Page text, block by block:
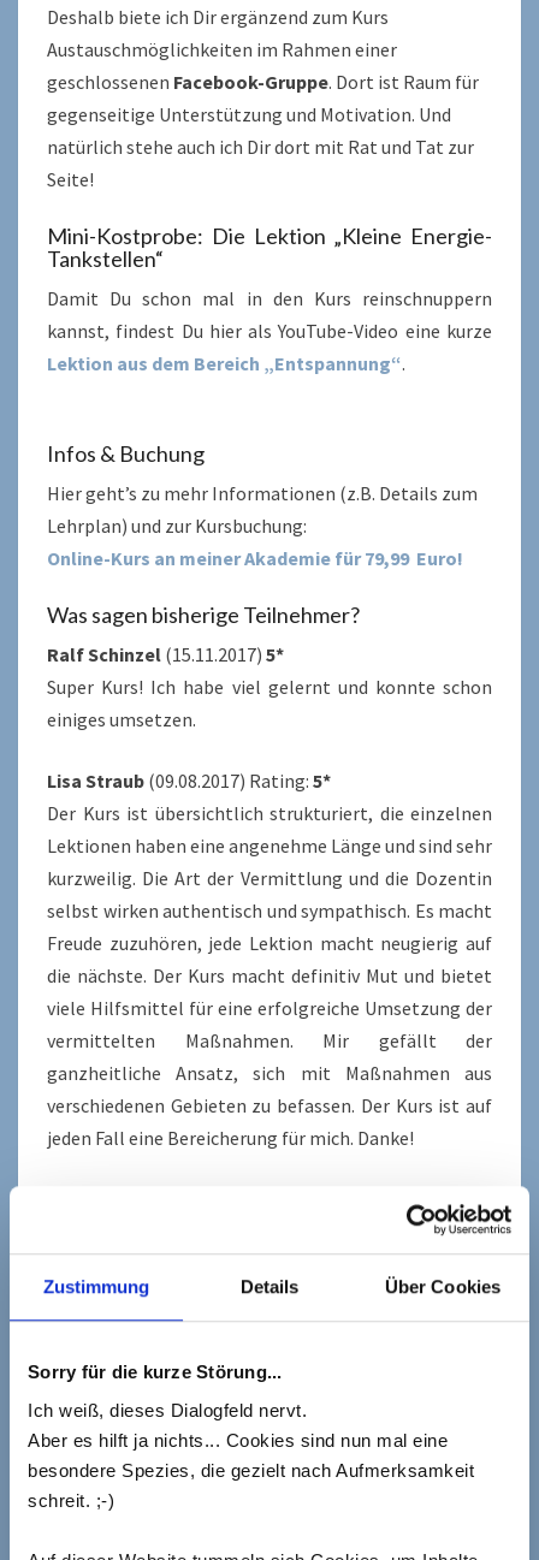
Zustimmung Details Über Cookies
Sorry für die kurze Störung...
Ich weiß, dieses Dialogfeld nervt.
Aber es hilft ja nichts... Cookies sind nun mal eine
besondere Spezies, die gezielt nach Aufmerksamkeit
schreit. ;-)
Deshalb biete ich Dir ergänzend zum Kurs
Austauschmöglichkeiten im Rahmen einer
geschlossenen Facebook-Gruppe. Dort ist Raum für
gegenseitige Unterstützung und Motivation. Und
natürlich stehe auch ich Dir dort mit Rat und Tat zur
Seite!
Mini-Kostprobe: Die Lektion „Kleine Energie-
Tankstellen“
Damit Du schon mal in den Kurs reinschnuppern
kannst, findest Du hier als YouTube-Video eine kurze
Lektion aus dem Bereich „Entspannung“.
Infos & Buchung
Hier geht’s zu mehr Informationen (z.B. Details zum
Lehrplan) und zur Kursbuchung:
Online-Kurs an meiner Akademie für 79,99 Euro!
Was sagen bisherige Teilnehmer?
Ralf Schinzel (15.11.2017) 5*
Super Kurs! Ich habe viel gelernt und konnte schon
einiges umsetzen.
Lisa Straub (09.08.2017) Rating: 5*
Der Kurs ist übersichtlich strukturiert, die einzelnen
Lektionen haben eine angenehme Länge und sind sehr
kurzweilig. Die Art der Vermittlung und die Dozentin
selbst wirken authentisch und sympathisch. Es macht
Freude zuzuhören, jede Lektion macht neugierig auf
die nächste. Der Kurs macht definitiv Mut und bietet
viele Hilfsmittel für eine erfolgreiche Umsetzung der
vermittelten Maßnahmen. Mir gefällt der
ganzheitliche Ansatz, sich mit Maßnahmen aus
verschiedenen Gebieten zu befassen. Der Kurs ist auf
jeden Fall eine Bereicherung für mich. Danke!
Sehr sympathische Dozentin. Der Kurs gibt einen
„raus aus dem Stress“ will, viele Impulse zum
Überdenken des eigenen Verhaltens und zum
Ausprobieren!
Alfred Kindshofer(24.07.2017)
Wow, das hätte ich nicht gedacht. Da war ich schon
skeptisch ob ich damit umgehen kann und ob mir das
sofort in den Kurs zu finden. Die Texte sind gut